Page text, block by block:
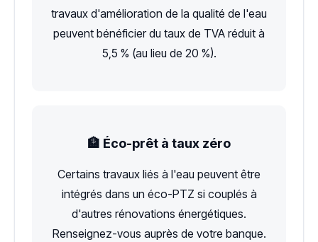
travaux d'amélioration de la qualité de l'eau
peuvent bénéficier du taux de TVA réduit à
5,5 % (au lieu de 20 %).
🏦 Éco-prêt à taux zéro
Certains travaux liés à l'eau peuvent être
intégrés dans un éco-PTZ si couplés à
d'autres rénovations énergétiques.
Renseignez-vous auprès de votre banque.